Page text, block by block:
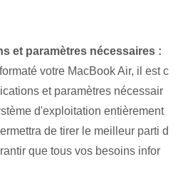
et paramètres nécessaires :
votre MacBook Air, il est c
et paramètres nécessair
d'exploitation entièrement
de tirer le meilleur parti d
que tous vos besoins infor